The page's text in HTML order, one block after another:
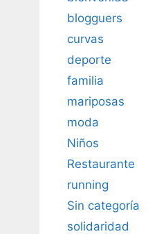
blogguers
curvas
deporte
familia
mariposas
moda
Niños
Restaurante
running
Sin categoría
solidaridad